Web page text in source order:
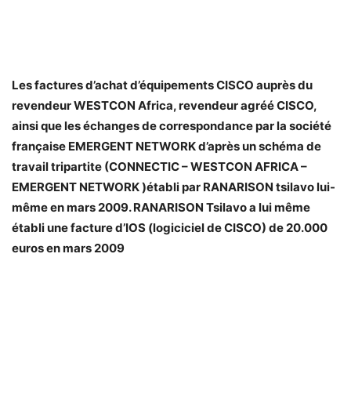
Les factures d’achat d’équipements CISCO auprès du
revendeur WESTCON Africa, revendeur agréé CISCO,
ainsi que les échanges de correspondance par la société
française EMERGENT NETWORK d’après un schéma de
travail tripartite (CONNECTIC – WESTCON AFRICA –
EMERGENT NETWORK )établi par RANARISON tsilavo lui-
même en mars 2009. RANARISON Tsilavo a lui même
établi une facture d’IOS (logiciciel de CISCO) de 20.000
euros en mars 2009